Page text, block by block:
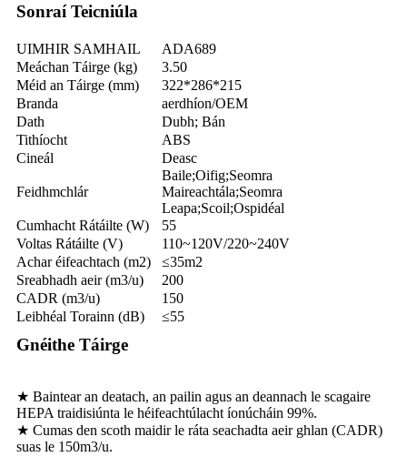
Sonraí Teicniúla
UIMHIR SAMHAIL
ADA689
Meáchan Táirge (kg)
3.50
Méid an Táirge (mm)
322*286*215
Branda
aerdhíon/OEM
Dath
Dubh; Bán
Tithíocht
ABS
Cineál
Deasc
Feidhmchlár
Baile;Oifig;Seomra
Maireachtála;Seomra
Leapa;Scoil;Ospidéal
Cumhacht Rátáilte (W)
55
Voltas Rátáilte (V)
110~120V/220~240V
Achar éifeachtach (m2)
≤35m2
Sreabhadh aeir (m3/u)
200
CADR (m3/u)
150
Leibhéal Torainn (dB)
≤55
Gnéithe Táirge
★ Baintear an deatach, an pailin agus an deannach le scagaire
HEPA traidisiúnta le héifeachtúlacht íonúcháin 99%.
★ Cumas den scoth maidir le ráta seachadta aeir ghlan (CADR)
suas le 150m3/u.